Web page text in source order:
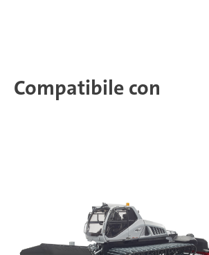
Compatibile con